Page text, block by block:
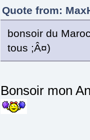
Quote from:
bonsoir du
tous ;Â¤)
Bonsoir mon